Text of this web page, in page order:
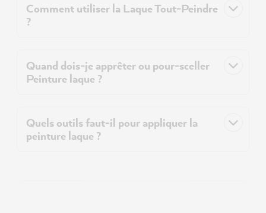
Comment utiliser la Laque Tout-Peindre
?
Quand dois-je apprêter ou pour-sceller
Peinture laque ?
Quels outils faut-il pour appliquer la
peinture laque ?